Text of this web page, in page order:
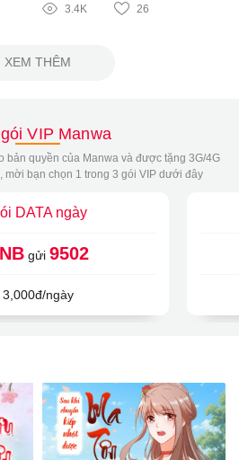
3.4K 26
XEM THÊM
VIP Manwa
bản quyền của Manwa và được tặng 3G/4G
mời bạn chọn 1 trong 3 gói VIP dưới đây
DATA ngày
gửi 9502
3,000đ/ngày